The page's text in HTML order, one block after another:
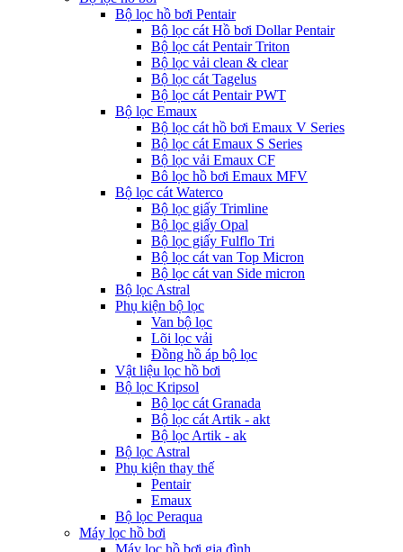
Bộ lọc hồ bơi Pentair
Bộ lọc cát Hồ bơi Dollar Pentair
Bộ lọc cát Pentair Triton
Bộ lọc vải clean & clear
Bộ lọc cát Tagelus
Bộ lọc cát Pentair PWT
Bộ lọc Emaux
Bộ lọc cát hồ bơi Emaux V Series
Bộ lọc cát Emaux S Series
Bộ lọc vải Emaux CF
Bô lọc hồ bơi Emaux MFV
Bộ lọc cát Waterco
Bộ lọc giấy Trimline
Bộ lọc giấy Opal
Bộ lọc giấy Fulflo Tri
Bộ lọc cát van Top Micron
Bộ lọc cát van Side micron
Bộ lọc Astral
Phụ kiện bộ lọc
Van bộ lọc
Lõi lọc vải
Đồng hồ áp bộ lọc
Vật liệu lọc hồ bơi
Bộ lọc Kripsol
Bộ lọc cát Granada
Bộ lọc cát Artik - akt
Bộ lọc Artik - ak
Bộ lọc Astral
Phụ kiện thay thế
Pentair
Emaux
Bộ lọc Peraqua
Máy lọc hồ bơi
Máy lọc hồ bơi gia đình